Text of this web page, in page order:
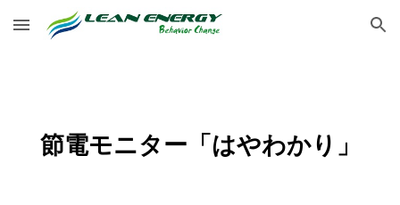
Skip to main content Skip to navigation
節電モニター「はやわかり」